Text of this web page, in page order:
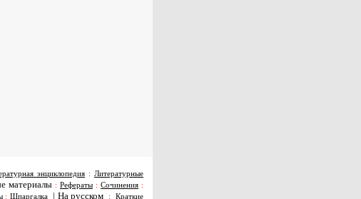
энциклопедия : Литературные
материалы : Рефераты:Сочинения :
: Шпаргалка | На русском :Краткие